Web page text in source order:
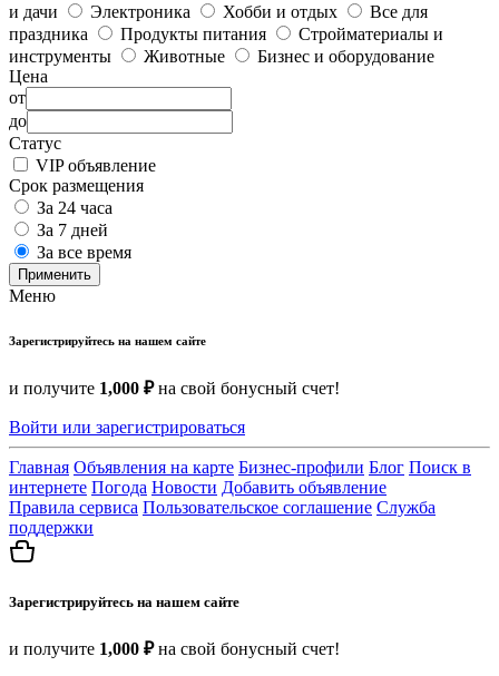
и дачи
Электроника Хобби и отдых
Все для
праздника
Продукты питания
Стройматериалы и
инструменты
Животные
Бизнес и оборудование
Цена
от
до
Статус
VIP объявление
Срок размещения
За 24 часа
За 7 дней
За все время
Применить
Меню
Зарегистрируйтесь на нашем сайте
и получите 1,000 ₽на свой бонусный счет!
Войти или зарегистрироваться
Главная Объявления на карте Бизнес-профили Блог Поиск в
интернете Погода Новости Добавить объявление
Правила сервиса Пользовательское соглашение Служба
поддержки
Зарегистрируйтесь на нашем сайте
и получите 1,000 ₽на свой бонусный счет!